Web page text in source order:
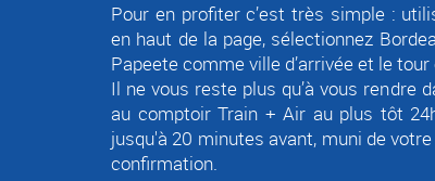
Pour en profiter c’est très simple :
en haut de la page, sélectionnez
Papeete comme ville d’arrivée et le
Il ne vous reste plus qu’à vous rendre
au comptoir Train + Air au plus tôt
jusqu'à 20 minutes avant, muni de
confirmation.